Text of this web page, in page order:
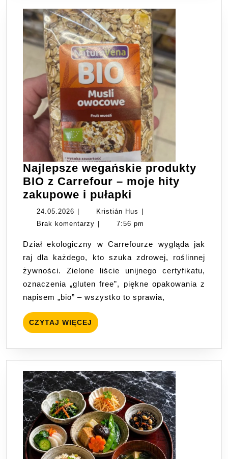
Najlepsze wegańskie produkty
BIO z Carrefour – moje hity
zakupowe i pułapki
wegańskie
produkty
z
Carrefour
–
moje
hity
24.05.2026 24.05.2026Kristián Hus Kristián
Hus
Brak komentarzy
7:56 pm
Dział ekologiczny w Carrefourze wygląda jak
raj dla każdego, kto szuka zdrowej, roślinnej
żywności. Zielone liście unijnego certyfikatu,
oznaczenia „gluten free”, piękne opakowania z
napisem „bio” – wszystko to sprawia,
CZYTAJ WIĘCEJ CZYTAJ
WIĘCEJ